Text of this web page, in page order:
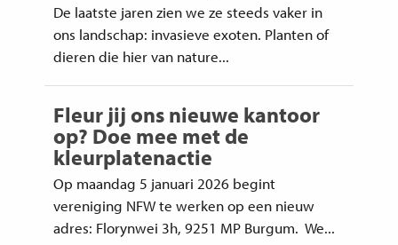
De laatste jaren zien we ze steeds vaker in
ons landschap: invasieve exoten. Planten of
dieren die hier van nature...
Fleur jij ons nieuwe kantoor
op? Doe mee met de
kleurplatenactie
Op maandag 5 januari 2026 begint
vereniging NFW te werken op een nieuw
adres: Florynwei 3h, 9251 MP Burgum. We...